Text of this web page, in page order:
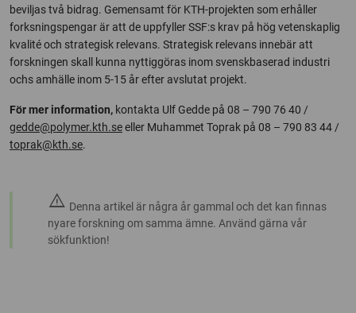
beviljas två bidrag. Gemensamt för KTH-projekten som erhåller
forksningspengar är att de uppfyller SSF:s krav på hög vetenskaplig
kvalité och strategisk relevans. Strategisk relevans innebär att
forskningen skall kunna nyttiggöras inom svenskbaserad industri
ochs amhälle inom 5-15 år efter avslutat projekt.
För mer information, kontakta Ulf Gedde på 08 – 790 76 40 /
gedde@polymer.kth.seeller Muhammet Toprak på 08 – 790 83 44 /
toprak@kth.se.
warning Denna artikel är några år gammal och det kan finnas
nyare forskning om samma ämne. Använd gärna vår
sökfunktion!